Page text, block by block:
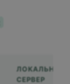
ЛОКАЛЬНЫЙ
СЕРВЕР